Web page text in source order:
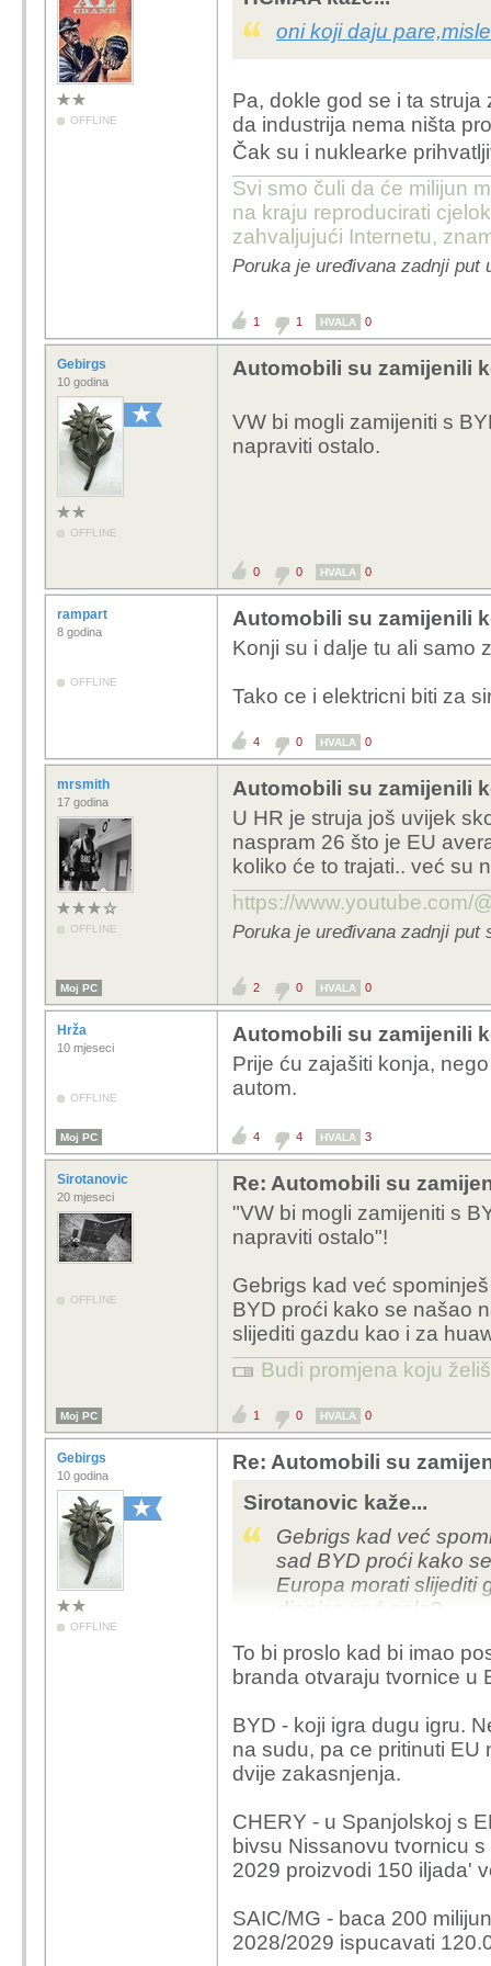
OFFLINE
oni koji daju
Pa, dokle god se i ta
da industrija nema ništa
Čak su i nuklearke
Svi smo čuli da će milijun
na kraju reproducirati
zahvaljujući Internetu,
Poruka je uređivana zadnji put
1 1 HVALA 0
Gebirgs
10 godina
OFFLINE
Automobili su zamijenili
VW bi mogli zamijeniti s
napraviti ostalo.
0 0 HVALA 0
rampart
8 godina
OFFLINE
Automobili su zamijenili
Konji su i dalje tu ali samo
Tako ce i elektricni biti za
4 0 HVALA 0
mrsmith
17 godina
OFFLINE
Automobili su zamijenili
U HR je struja još uvijek
naspram 26 što je EU
koliko će to trajati.. već su
https://www.youtube.com/
Poruka je uređivana zadnji put
Moj PC 2 0 HVALA 0
Hrža
10 mjeseci
OFFLINE
Automobili su zamijenili
Prije ću zajašiti konja,
autom.
Moj PC 4 4 HVALA 3
Sirotanovic
20 mjeseci
OFFLINE
Re: Automobili su
"VW bi mogli zamijeniti s
napraviti ostalo"!
Gebrigs kad već
BYD proći kako se našao
slijediti gazdu kao i za
Budi promjena koju
Moj PC 1 0 HVALA 0
Gebirgs
10 godina
OFFLINE
Re: Automobili su
Sirotanovic kaže...
Gebrigs kad već
sad BYD proći kako
Europa morati slijediti
dionice već pale?
To bi proslo kad bi imao
branda otvaraju tvornice u
BYD - koji igra dugu igru.
na sudu, pa ce pritinuti EU
dvije zakasnjenja.
CHERY - u Spanjolskoj s
bivsu Nissanovu tvornicu
2029 proizvodi 150 iljada'
SAIC/MG - baca 200
2028/2029 ispucavati